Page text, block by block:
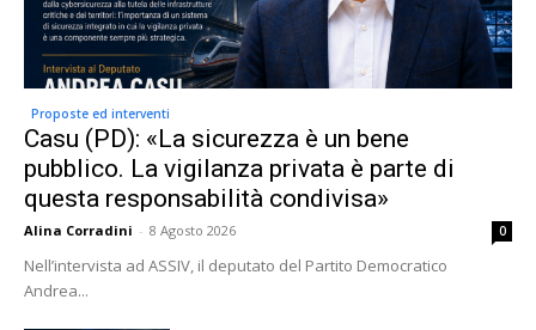
Proposte ed interventi
Casu (PD): «La sicurezza è un bene
pubblico. La vigilanza privata è parte di
questa responsabilità condivisa»
Alina Corradini - 8 Agosto 2026 0
Nell’intervista ad ASSIV, il deputato del Partito Democratico
Andrea...